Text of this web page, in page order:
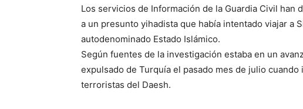
Los servicios de Información de la Guardia Civil han
a un presunto yihadista que había intentado viajar a
autodenominado Estado Islámico.
Según fuentes de la investigación estaba en un
expulsado de Turquía el pasado mes de julio
terroristas del Daesh.